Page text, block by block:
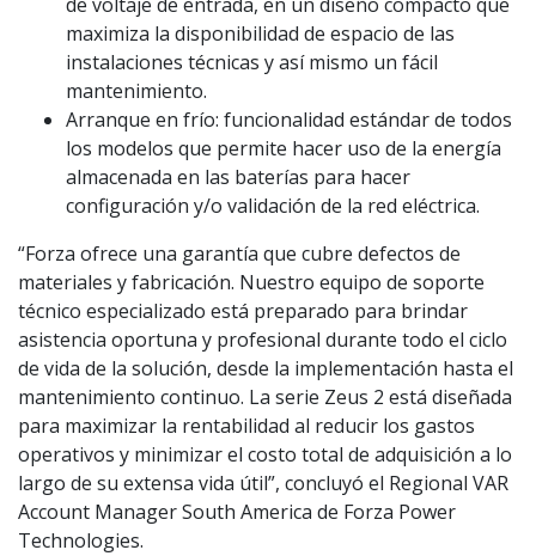
maximiza la disponibilidad de espacio de las
instalaciones técnicas y así mismo un fácil
mantenimiento.
Arranque en frío: funcionalidad estándar de todos
los modelos que permite hacer uso de la energía
almacenada en las baterías para hacer
configuración y/o validación de la red eléctrica.
“Forza ofrece una garantía que cubre defectos de
materiales y fabricación. Nuestro equipo de soporte
técnico especializado está preparado para brindar
asistencia oportuna y profesional durante todo el ciclo
de vida de la solución, desde la implementación hasta el
mantenimiento continuo. La serie Zeus 2 está diseñada
para maximizar la rentabilidad al reducir los gastos
operativos y minimizar el costo total de adquisición a lo
largo de su extensa vida útil”, concluyó el Regional VAR
Account Manager South America de Forza Power
Technologies.